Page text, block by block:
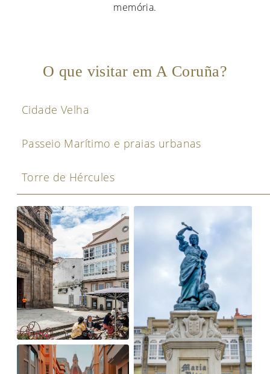
memória.
O que visitar em A Coruña?
Cidade Velha
Passeio Marítimo e praias urbanas
Torre de Hércules